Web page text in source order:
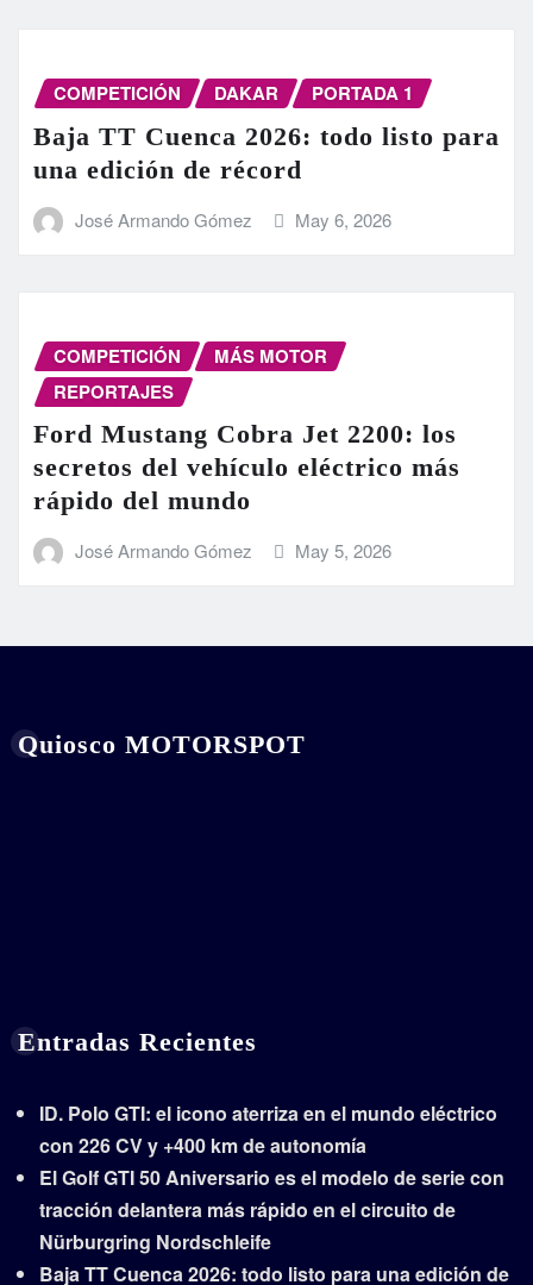
COMPETICIÓN DAKAR PORTADA 1
Baja TT Cuenca 2026: todo listo para
una edición de récord
José Armando Gómez May 6, 2026
COMPETICIÓN
MÁS MOTOR
REPORTAJES
Ford Mustang Cobra Jet 2200: los
secretos del vehículo eléctrico más
rápido del mundo
José Armando Gómez May 5, 2026
Quiosco MOTORSPOT
Entradas Recientes
ID. Polo GTI: el icono aterriza en el mundo eléctrico
con 226 CV y +400 km de autonomía
El Golf GTI 50 Aniversario es el modelo de serie con
tracción delantera más rápido en el circuito de
Nürburgring Nordschleife
Baja TT Cuenca 2026: todo listo para una edición de